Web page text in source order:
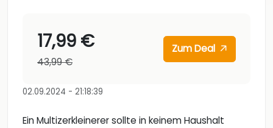
17,99 €
43,99 €
Zum Deal
02.09.2024 - 21:18:39
Ein Multizerkleinerer sollte in keinem Haushalt